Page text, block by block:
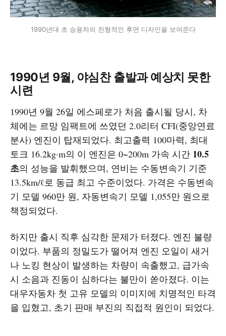
1990년대 초 승용차의 전형적인 후면 디자인을 보여준다
1990년 9월, 야심찬 출발과 예상치 못한
시련
1990년 9월 26일 에스페로가 처음 출시될 당시, 차
체에는 르망 임팩트에 쓰였던 2.0리터 CFI(중앙연료
분사) 엔진이 탑재되었다. 최고출력 100마력, 최대
토크 16.2kg·m의 이 엔진은 0~200m 가속 시간 10.5
초의 성능을 발휘했으며, 연비는 수동변속기 기준
13.5km/ℓ로 동급 최고 수준이었다. 가격은 수동변속
기 모델 960만 원, 자동변속기 모델 1,055만 원으로
책정되었다.
하지만 출시 직후 심각한 문제가 터졌다. 엔진 불량
이었다. 부품의 정밀도가 떨어져 엔진 오일이 새거
나 노킹 현상이 발생하는 차량이 속출했고, 급가속
시 소음과 진동이 심하다는 불만이 쏟아졌다. 이는
대우자동차 첫 고유 모델의 이미지에 치명적인 타격
을 입혔고, 초기 판매 부진의 직접적 원인이 되었다.